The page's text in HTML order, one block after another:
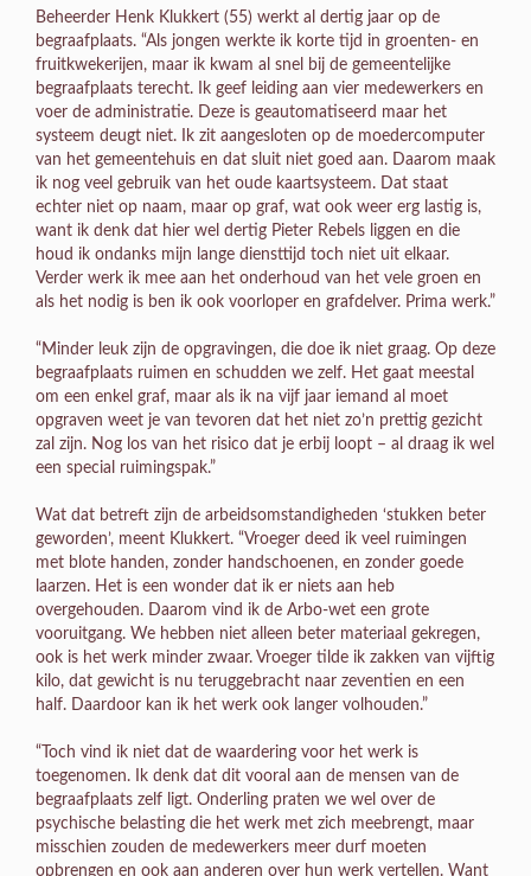
Beheerder Henk Klukkert (55) werkt al dertig jaar op de
begraafplaats. “Als jongen werkte ik korte tijd in groenten- en
fruitkwekerijen, maar ik kwam al snel bij de gemeentelijke
begraafplaats terecht. Ik geef leiding aan vier medewerkers en
voer de administratie. Deze is geautomatiseerd maar het
systeem deugt niet. Ik zit aangesloten op de moedercomputer
van het gemeentehuis en dat sluit niet goed aan. Daarom maak
ik nog veel gebruik van het oude kaartsysteem. Dat staat
echter niet op naam, maar op graf, wat ook weer erg lastig is,
want ik denk dat hier wel dertig Pieter Rebels liggen en die
houd ik ondanks mijn lange diensttijd toch niet uit elkaar.
Verder werk ik mee aan het onderhoud van het vele groen en
als het nodig is ben ik ook voorloper en grafdelver. Prima werk.”
“Minder leuk zijn de opgravingen, die doe ik niet graag. Op deze
begraafplaats ruimen en schudden we zelf. Het gaat meestal
om een enkel graf, maar als ik na vijf jaar iemand al moet
opgraven weet je van tevoren dat het niet zo’n prettig gezicht
zal zijn. Nog los van het risico dat je erbij loopt – al draag ik wel
een special ruimingspak.”
Wat dat betreft zijn de arbeidsomstandigheden ‘stukken beter
geworden’, meent Klukkert. “Vroeger deed ik veel ruimingen
met blote handen, zonder handschoenen, en zonder goede
laarzen. Het is een wonder dat ik er niets aan heb
overgehouden. Daarom vind ik de Arbo-wet een grote
vooruitgang. We hebben niet alleen beter materiaal gekregen,
ook is het werk minder zwaar. Vroeger tilde ik zakken van vijftig
kilo, dat gewicht is nu teruggebracht naar zeventien en een
half. Daardoor kan ik het werk ook langer volhouden.”
“Toch vind ik niet dat de waardering voor het werk is
toegenomen. Ik denk dat dit vooral aan de mensen van de
begraafplaats zelf ligt. Onderling praten we wel over de
psychische belasting die het werk met zich meebrengt, maar
misschien zouden de medewerkers meer durf moeten
opbrengen en ook aan anderen over hun werk vertellen. Want